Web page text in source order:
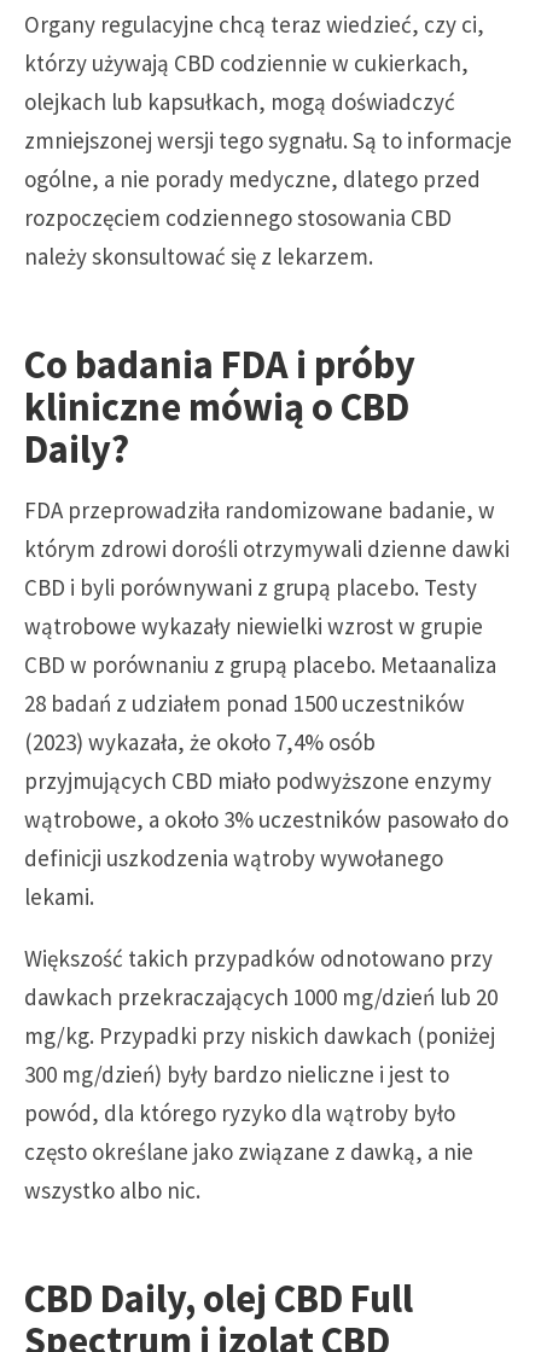
Organy regulacyjne chcą teraz wiedzieć, czy ci,
którzy używają CBD codziennie w cukierkach,
olejkach lub kapsułkach, mogą doświadczyć
zmniejszonej wersji tego sygnału. Są to informacje
ogólne, a nie porady medyczne, dlatego przed
rozpoczęciem codziennego stosowania CBD
należy skonsultować się z lekarzem.
Co badania FDA i próby
kliniczne mówią o CBD
Daily?
FDA przeprowadziła randomizowane badanie, w
którym zdrowi dorośli otrzymywali dzienne dawki
CBD i byli porównywani z grupą placebo. Testy
wątrobowe wykazały niewielki wzrost w grupie
CBD w porównaniu z grupą placebo. Metaanaliza
28 badań z udziałem ponad 1500 uczestników
(2023) wykazała, że około 7,4% osób
przyjmujących CBD miało podwyższone enzymy
wątrobowe, a około 3% uczestników pasowało do
definicji uszkodzenia wątroby wywołanego
lekami.
Większość takich przypadków odnotowano przy
dawkach przekraczających 1000 mg/dzień lub 20
mg/kg. Przypadki przy niskich dawkach (poniżej
300 mg/dzień) były bardzo nieliczne i jest to
powód, dla którego ryzyko dla wątroby było
często określane jako związane z dawką, a nie
wszystko albo nic.
CBD Daily, olej CBD Full
Spectrum i izolat CBD